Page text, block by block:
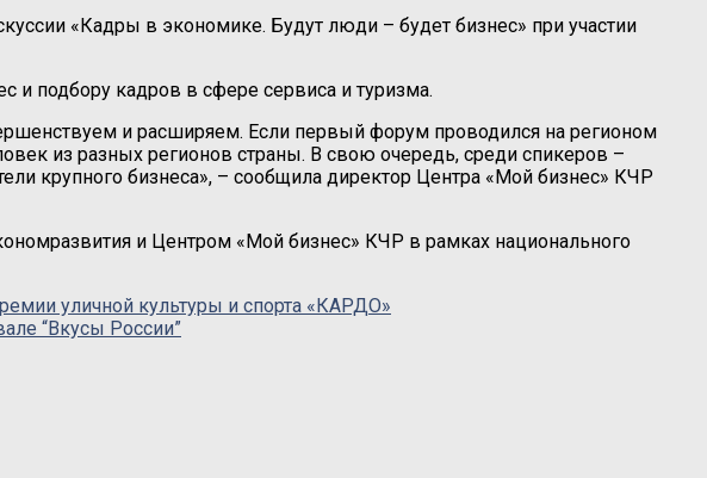
«Кадры в экономике. Будут люди – будет бизнес» при участии
и подбору кадров в сфере сервиса и туризма.
и расширяем. Если первый форум проводился на регионом
из разных регионов страны. В свою очередь, среди спикеров –
крупного бизнеса», – сообщила директор Центра «Мой бизнес» КЧР
и Центром «Мой бизнес» КЧР в рамках национального
уличной культуры и спорта «КАРДО»
“Вкусы России”